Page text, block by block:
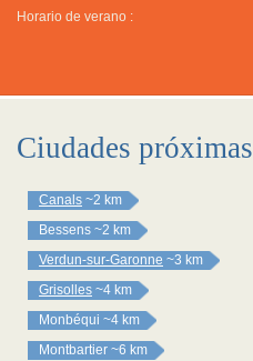
Horario de verano :
Ciudades próximas
Canals ~2 km
Bessens ~2 km
Verdun-sur-Garonne ~3 km
Grisolles ~4 km
Monbéqui ~4 km
Montbartier ~6 km